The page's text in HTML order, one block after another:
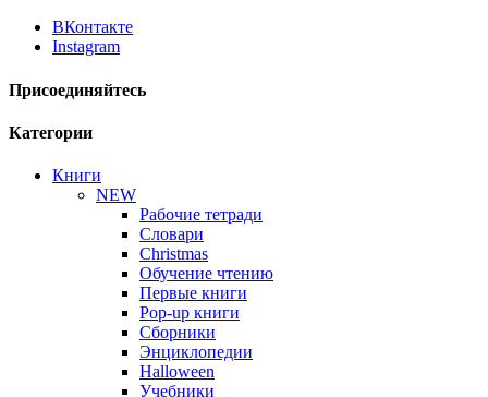
ВКонтакте
Instagram
Присоединяйтесь
Категории
Книги
NEW
Рабочие тетради
Словари
Christmas
Обучение чтению
Первые книги
Pop-up книги
Сборники
Энциклопедии
Halloween
Учебники